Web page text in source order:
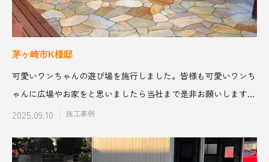
茅ヶ崎市K様邸
可愛いワンちゃんの遊び場を施行しました。皆様も可愛いワンち
ゃんに広場やお家をと思いましたら当社まで是非お願いします！
一緒にワンちゃん
2025.09.10 施工事例